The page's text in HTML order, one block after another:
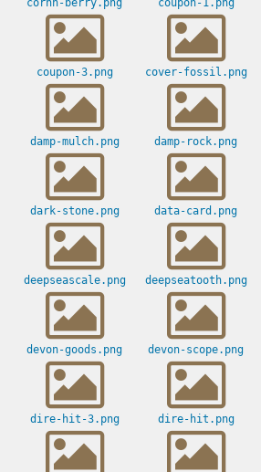
cornn-berry.png coupon-1.png
coupon-3.png cover-fossil.png
damp-mulch.png damp-rock.png
dark-stone.png data-card.png
deepseascale.png deepseatooth.png
devon-goods.png devon-scope.png
dire-hit-3.png dire-hit.png